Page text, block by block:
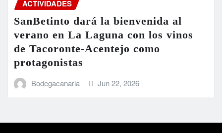
ACTIVIDADES
SanBetinto dará la bienvenida al
verano en La Laguna con los vinos
de Tacoronte-Acentejo como
protagonistas
Bodegacanaria Jun 22, 2026